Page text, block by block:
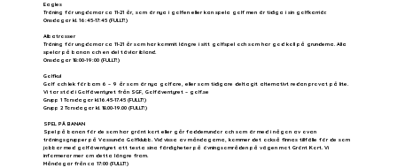
Eagles
Träning för ungdomar ca 11-21 år, som är nya i golfen eller kan spela golf men är tidiga i sin golfkarriär.
Onsdagar kl. 16:45-17:45 (FULLT!)
Albatrosser
Träning för ungdomar ca 11-21 år som har kommit längre i sitt golfspel och som har god koll på grunderna. Alla
spelar på banan och en del tävlar ibland.
Onsdagar 18:00-19:00 (FULLT!)
Golfkul
Golf och lek för barn 6 – 9 år som är nya golfare, eller som tidigare deltagit alternativt redan provat på lite.
Vi tar stöd i Golfäventyret från SGF, Golfäventyret – golf.se
Grupp 1 Torsdagar kl.16.45-17.45 (FULLT!)
Grupp 2 Torsdagar kl. 18.00-19.00 (FULLT!)
SPEL PÅ BANAN
Spel på banan för de som har grönt kort eller går fadderrundor och som är med i någon av ovan
träningsgrupper på Vassunda Golfklubb. Vid vissa av måndagarna, kommer det också finnas tillfälle för de som
jobbar med golfäventyret att testa sina färdigheter på övningsområden på vägen mot Grönt Kort. Vi
informerar mer om detta längre fram.
Måndagar från ca 17:00 (FULLT!)